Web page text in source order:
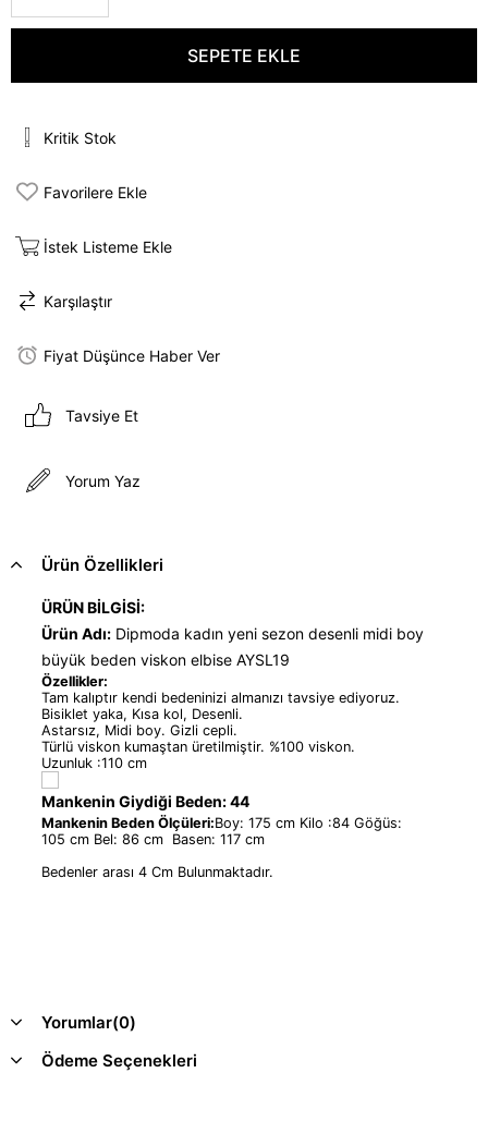
Kritik Stok
Favorilere Ekle
İstek Listeme Ekle
Karşılaştır
Fiyat Düşünce Haber Ver
Tavsiye Et
Yorum Yaz
Ürün Özellikleri
ÜRÜN BİLGİSİ:
Ürün Adı: Dipmoda kadın yeni sezon desenli midi boy
büyük beden viskon elbise AYSL19
Özellikler:
Tam kalıptır kendi bedeninizi almanızı tavsiye ediyoruz.
Bisiklet yaka, Kısa kol, Desenli.
Astarsız, Midi boy. Gizli cepli.
Türlü viskon kumaştan üretilmiştir. %100 viskon.
Uzunluk :110 cm
Mankenin Giydiği Beden: 44
Mankenin Beden Ölçüleri:Boy: 175 cm Kilo :84 Göğüs:
105 cm Bel: 86 cm Basen: 117 cm
Bedenler arası 4 Cm Bulunmaktadır.
Yorumlar(0)
Ödeme Seçenekleri